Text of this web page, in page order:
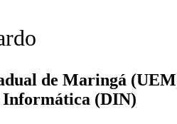
de Maringá
Informática (DIN)